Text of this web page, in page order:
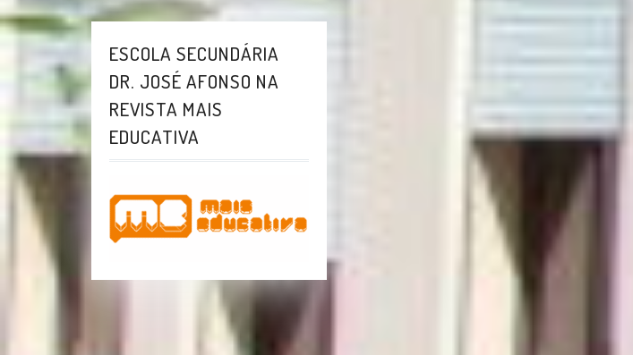
ESCOLA SECUNDÁRIA
DR. JOSÉ AFONSO NA
REVISTA MAIS
EDUCATIVA